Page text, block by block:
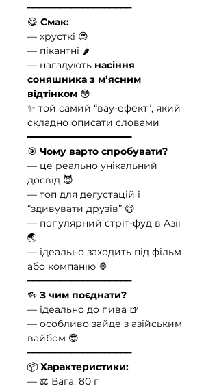
━━━━━━━━━━━━━━━━━━━
😋 Смак:
— хрусткі 😍
— пікантні 🌶️
— нагадують насіння
соняшника з м’ясним
відтінком 😳
✨ той самий “вау-ефект”, який
складно описати словами
━━━━━━━━━━━━━━━━━━━
🎯 Чому варто спробувати?
— це реально унікальний
досвід 😈
— топ для дегустацій і
“здивувати друзів” 😄
— популярний стріт-фуд в Азії
🌏
— ідеально заходить під фільм
або компанію 🍿
━━━━━━━━━━━━━━━━━━━
🍻 З чим поєднати?
— ідеально до пива 🍺
— особливо зайде з азійським
вайбом 😎
━━━━━━━━━━━━━━━━━━━
📦 Характеристики:
— ⚖️ Вага: 80 г